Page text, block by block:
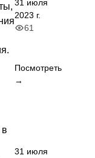
31 июля
2023 г.
61
Посмотреть
→
31 июля